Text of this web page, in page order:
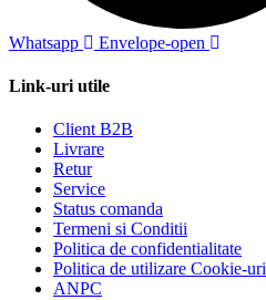
Whatsapp Envelope-open
Link-uri utile
Client B2B
Livrare
Retur
Service
Status comanda
Termeni si Conditii
Politica de confidentialitate
Politica de utilizare Cookie-uri
ANPC